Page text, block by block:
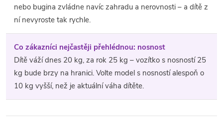
nebo bugina zvládne navíc zahradu a nerovnosti – a dítě z
ní nevyroste tak rychle.
Co zákazníci nejčastěji přehlédnou: nosnost
Dítě váží dnes 20 kg, za rok 25 kg – vozítko s nosností 25
kg bude brzy na hranici. Volte model s nosností alespoň o
10 kg vyšší, než je aktuální váha dítěte.